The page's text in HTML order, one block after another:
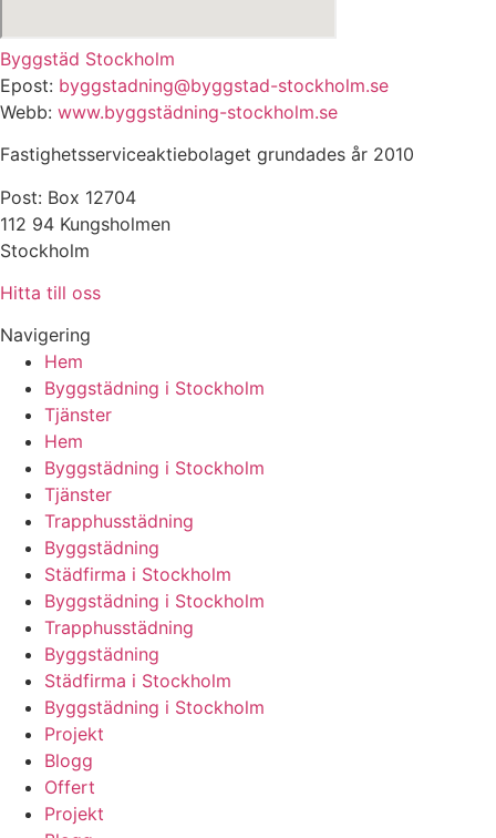
Byggstäd Stockholm
Epost: byggstadning@byggstad-stockholm.se
Webb: www.byggstädning-stockholm.se
Fastighetsserviceaktiebolaget grundades år 2010
Post: Box 12704
112 94 Kungsholmen
Stockholm
Hitta till oss
Navigering
Hem
Byggstädning i Stockholm
Tjänster
Hem
Byggstädning i Stockholm
Tjänster
Trapphusstädning
Byggstädning
Städfirma i Stockholm
Byggstädning i Stockholm
Trapphusstädning
Byggstädning
Städfirma i Stockholm
Byggstädning i Stockholm
Projekt
Blogg
Offert
Projekt